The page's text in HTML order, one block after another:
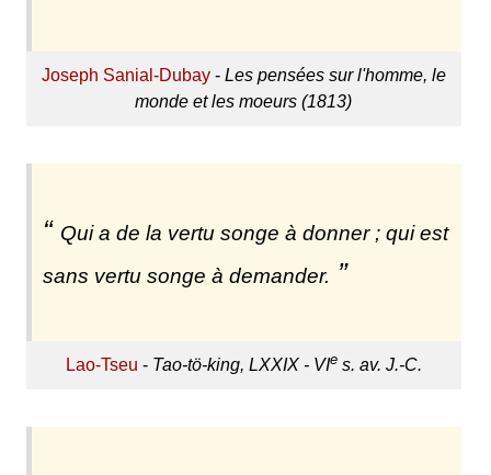
Joseph Sanial-Dubay- Les pensées sur l'homme, le
monde et les moeurs (1813)
Qui a de la vertu songe à donner ; qui est
sans vertu songe à demander.
Lao-Tseu - Tao-tö-king, LXXIX - VIes. av. J.-C.